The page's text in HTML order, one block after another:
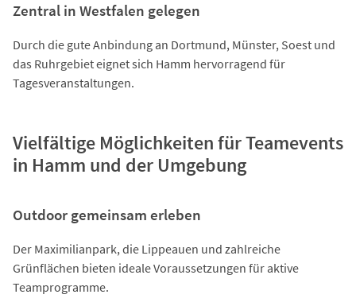
Zentral in Westfalen gelegen
Durch die gute Anbindung an Dortmund, Münster, Soest und
das Ruhrgebiet eignet sich Hamm hervorragend für
Tagesveranstaltungen.
Vielfältige Möglichkeiten für Teamevents
in Hamm und der Umgebung
Outdoor gemeinsam erleben
Der Maximilianpark, die Lippeauen und zahlreiche
Grünflächen bieten ideale Voraussetzungen für aktive
Teamprogramme.